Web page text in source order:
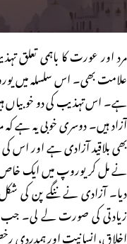
مرد اور عورت کا باہمی تعلق
علامت بھی۔ اس سلسلہ میں
ہے۔ اس تہذیب کی دو خوبیاں
آزاد ہیں۔ دوسری خوبی یہ ہے
بھی بلاقید آزادی ہے اور اس
نے مل کر یوروپ میں ایک
دیا۔ آزادی نے ننگے پن کی
زیادتی کی صورت لے لی۔ جب
اخلاق، انسانیت اور ہمدردی